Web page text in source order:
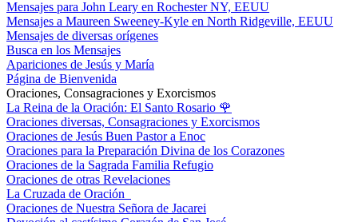
Mensajes para John Leary en Rochester NY, EEUU
Mensajes a Maureen Sweeney-Kyle en North Ridgeville, EEUU
Mensajes de diversas orígenes
Busca en los Mensajes
Apariciones de Jesús y María
Página de Bienvenida
Oraciones, Consagraciones y Exorcismos
La Reina de la Oración: El Santo Rosario 🌹
Oraciones diversas, Consagraciones y Exorcismos
Oraciones de Jesús Buen Pastor a Enoc
Oraciones para la Preparación Divina de los Corazones
Oraciones de la Sagrada Familia Refugio
Oraciones de otras Revelaciones
La Cruzada de Oración
Oraciones de Nuestra Señora de Jacarei